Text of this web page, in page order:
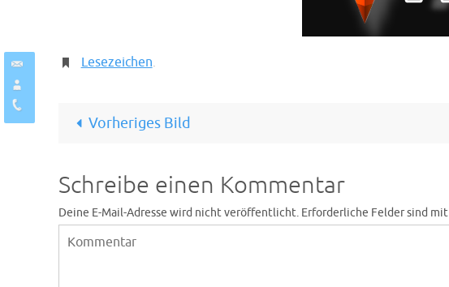
Lesezeichen.
Vorheriges Bild
Schreibe einen Kommentar
Deine E-Mail-Adresse wird nicht veröffentlicht. Erforderliche Felder sind mit